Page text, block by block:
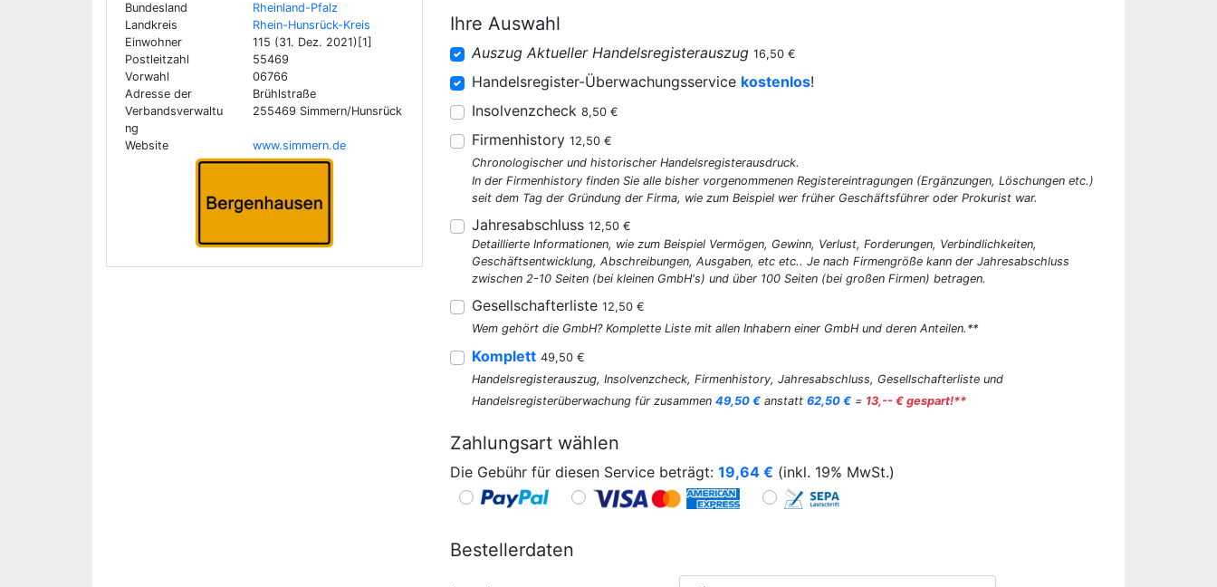
Bundesland
Rheinland-Pfalz
Landkreis
Rhein-Hunsrück-Kreis
Einwohner
115 (31. Dez. 2021)[1]
Postleitzahl
55469
Vorwahl
06766
Adresse der
Verbandsverwaltu
ng
Brühlstraße
255469 Simmern/Hunsrück
Website www.simmern.de
Ihre Auswahl
Auszug Aktueller Handelsregisterauszug 16,50 €
Handelsregister-Überwachungsservice kostenlos!
Insolvenzcheck 8,50 €
Firmenhistory 12,50 €
Chronologischer und historischer Handelsregisterausdruck.
In der Firmenhistory finden Sie alle bisher vorgenommenen Registereintragungen (Ergänzungen, Löschungen etc.)
seit dem Tag der Gründung der Firma, wie zum Beispiel wer früher Geschäftsführer oder Prokurist war.
Jahresabschluss 12,50 €
Detaillierte Informationen, wie zum Beispiel Vermögen, Gewinn, Verlust, Forderungen, Verbindlichkeiten,
Geschäftsentwicklung, Abschreibungen, Ausgaben, etc etc.. Je nach Firmengröße kann der Jahresabschluss
zwischen 2-10 Seiten (bei kleinen GmbH's) und über 100 Seiten (bei großen Firmen) betragen.
Gesellschafterliste 12,50 €
Wem gehört die GmbH? Komplette Liste mit allen Inhabern einer GmbH und deren Anteilen.**
Komplett 49,50 €
Handelsregisterauszug, Insolvenzcheck, Firmenhistory, Jahresabschluss, Gesellschafterliste und
Handelsregisterüberwachung für zusammen 49,50 € anstatt 62,50 € = 13,-- € gespart!**
Zahlungsart wählen
Die Gebühr für diesen Service beträgt: 19,64 € (inkl. 19% MwSt.)
Bestellerdaten